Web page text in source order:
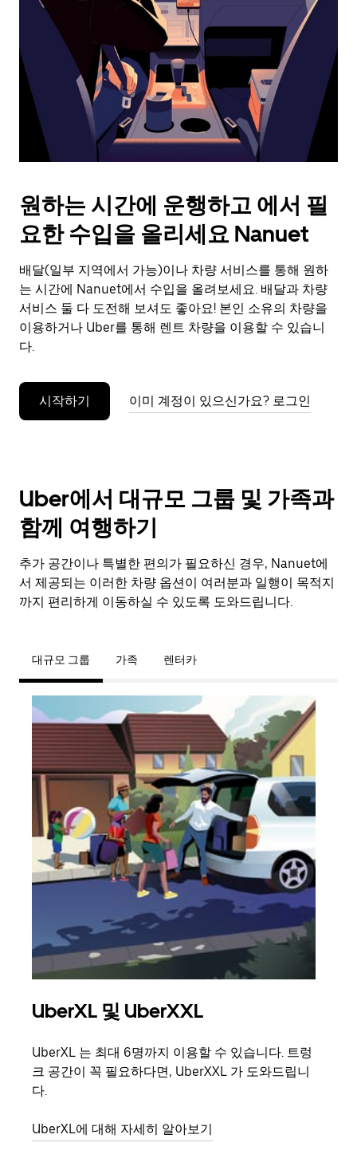
러
날
짜
캘
린
더
닫
으
려
면
Esc
키
누
세
원하는 시간에 운행하고 에서 필
요한 수입을 올리세요 Nanuet
배달(일부 지역에서 가능)이나 차량 서비스를 통해 원하
는 시간에 Nanuet에서 수입을 올려보세요. 배달과 차량
서비스 둘 다 도전해 보셔도 좋아요! 본인 소유의 차량을
이용하거나 Uber를 통해 렌트 차량을 이용할 수 있습니
다.
시작하기 이미 계정이 있으신가요? 로그인
Uber에서 대규모 그룹 및 가족과
함께 여행하기
추가 공간이나 특별한 편의가 필요하신 경우, Nanuet에
서 제공되는 이러한 차량 옵션이 여러분과 일행이 목적지
까지 편리하게 이동하실 수 있도록 도와드립니다.
대규모 그룹 가족 렌터카
UberXL 및 UberXXL
UberXL 는 최대 6명까지 이용할 수 있습니다. 트렁
크 공간이 꼭 필요하다면, UberXXL 가 도와드립니
다.
UberXL에 대해 자세히 알아보기